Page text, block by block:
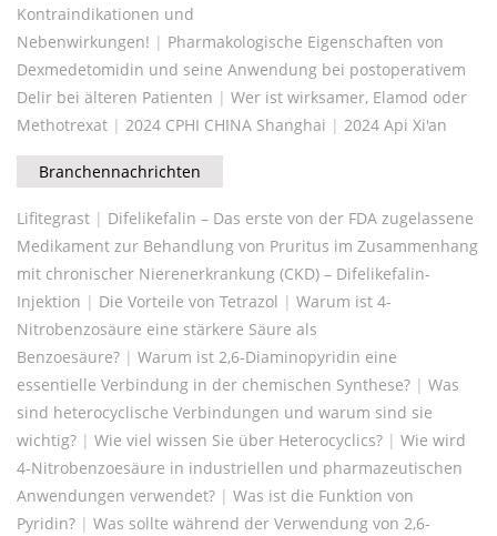
Kontraindikationen und
Nebenwirkungen! | Pharmakologische Eigenschaften von
Dexmedetomidin und seine Anwendung bei postoperativem
Delir bei älteren Patienten | Wer ist wirksamer, Elamod oder
Methotrexat | 2024 CPHI CHINA Shanghai | 2024 Api Xi'an
Branchennachrichten
Lifitegrast | Difelikefalin – Das erste von der FDA zugelassene
Medikament zur Behandlung von Pruritus im Zusammenhang
mit chronischer Nierenerkrankung (CKD) – Difelikefalin-
Injektion | Die Vorteile von Tetrazol | Warum ist 4-
Nitrobenzosäure eine stärkere Säure als
Benzoesäure? | Warum ist 2,6-Diaminopyridin eine
essentielle Verbindung in der chemischen Synthese? | Was
sind heterocyclische Verbindungen und warum sind sie
wichtig? | Wie viel wissen Sie über Heterocyclics? | Wie wird
4-Nitrobenzoesäure in industriellen und pharmazeutischen
Anwendungen verwendet? | Was ist die Funktion von
Pyridin? | Was sollte während der Verwendung von 2,6-